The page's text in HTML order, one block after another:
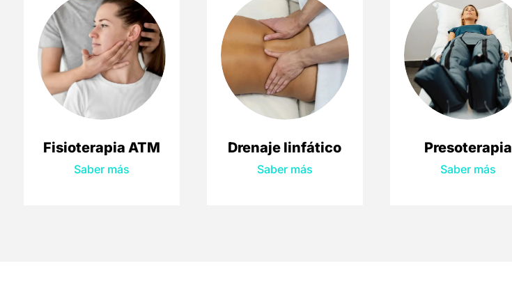
Fisioterapia ATM
Saber más
Drenaje linfático
Saber más
Presoterapia
Saber más